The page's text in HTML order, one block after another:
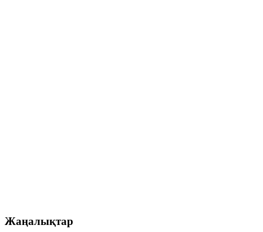
Жаңалықтар